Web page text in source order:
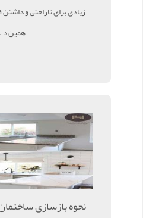
زیادی برای ناراحتی و
همین د
نحوه بازسازی